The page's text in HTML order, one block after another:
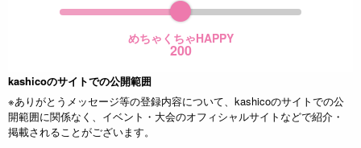
めちゃくちゃHAPPY
200
kashicoのサイトでの公開範囲
※ありがとうメッセージ等の登録内容について、kashicoのサイトでの公
開範囲に関係なく、イベント・大会のオフィシャルサイトなどで紹介・
掲載されることがございます。